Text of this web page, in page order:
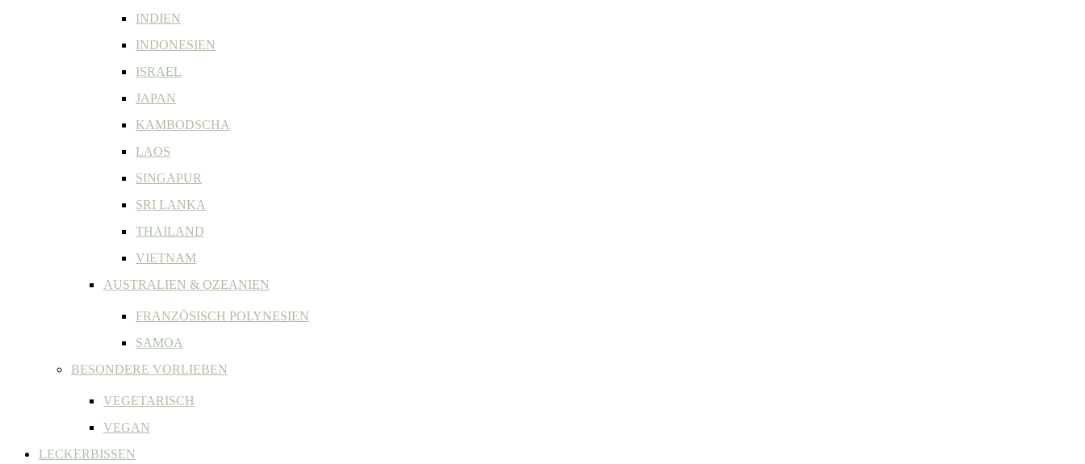
INDIEN
INDONESIEN
ISRAEL
JAPAN
KAMBODSCHA
LAOS
SINGAPUR
SRI LANKA
THAILAND
VIETNAM
AUSTRALIEN & OZEANIEN
FRANZÖSISCH POLYNESIEN
SAMOA
BESONDERE VORLIEBEN
VEGETARISCH
VEGAN
LECKERBISSEN